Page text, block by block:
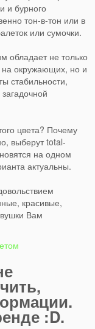
и бурного
тон-в-тон или в
или сумочки.
обладает не только
на окружающих, но и
стабильности,
цвета? Почему
выберут total-
на одном
актуальны.
красивые,
Вам
:D.